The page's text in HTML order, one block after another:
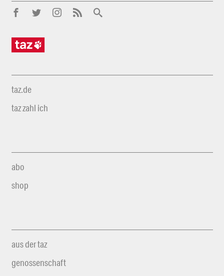
taz.de
taz zahl ich
abo
shop
aus der taz
genossenschaft